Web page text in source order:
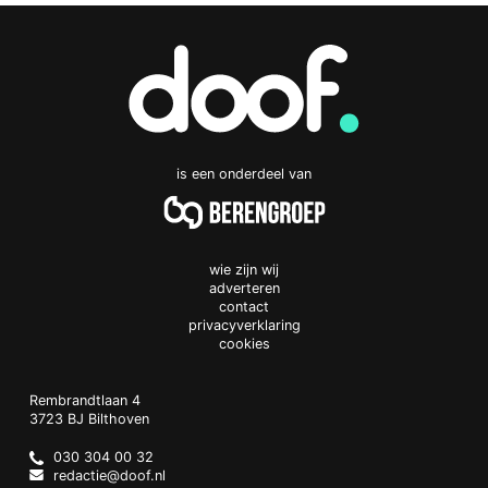
is een onderdeel van
wie zijn wij
adverteren
contact
privacyverklaring
cookies
Doof.nl
work
Rembrandtlaan 4
3723 BJ Bilthoven
Netherlands
030 304 00 32
redactie@doof.nl